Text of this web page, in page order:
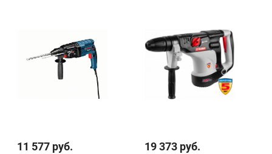
11 577 руб. 19 373 руб.